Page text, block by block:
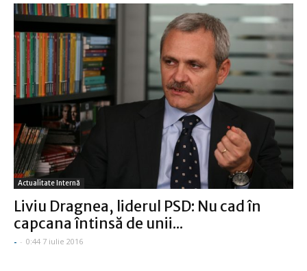
Actualitate Internă
Liviu Dragnea, liderul PSD: Nu cad în
capcana întinsă de unii...
- - 0:44 7 iulie 2016